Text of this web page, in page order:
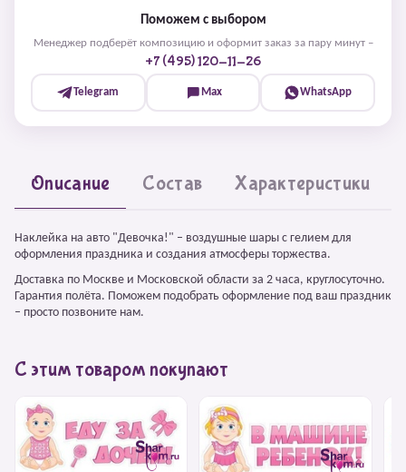
Поможем с выбором
Менеджер подберёт композицию и оформит заказ за пару минут –
+7 (495) 120-11-26
Telegram Max WhatsApp
Описание Состав Характеристики
Наклейка на авто "Девочка!" – воздушные шары с гелием для
оформления праздника и создания атмосферы торжества.
Доставка по Москве и Московской области за 2 часа, круглосуточно.
Гарантия полёта. Поможем подобрать оформление под ваш праздник
– просто позвоните нам.
С этим товаром покупают